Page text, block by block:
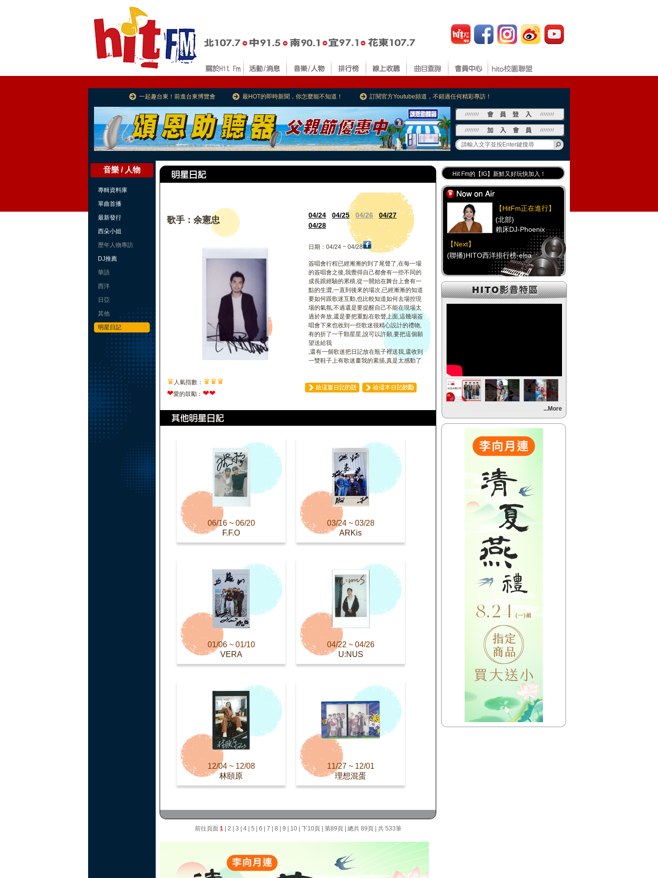
一起趣台東！前進台東博覽會 最HOT的即時新聞，你怎麼能不知道！ 訂閱官方Youtube頻道，不錯過任何精彩專訪！
音樂 / 人物
專輯資料庫
單曲首播
最新發行
西朵小姐
歷年人物專訪
DJ推薦
華語
西洋
日亞
其他
明星日記
歌手：余憲忠 04/24 04/25 04/26
04/27
04/28
日期：04/24 ~ 04/28
簽唱會行程已經漸漸的到了尾聲了,在每一場
的簽唱會之後,我覺得自己都會有一些不同的
成長跟經驗的累積,從一開始在舞台上會有一
點的生澀,一直到後來的場次,已經漸漸的知道
要如何跟歌迷互動,也比較知道如何去場控現
場的氣氛,不過還是要提醒自己不能在現場太
過於奔放,還是要把重點在歌聲上面,這幾場簽
唱會下來也收到一些歌迷很精心設計的禮物,
有的折了一千顆星星,說可以許願,要把這個願
望送給我
,還有一個歌迷把日記放在瓶子裡送我,還收到
一雙鞋子上有歌迷畫我的素描,真是太感動了
♛ 人氣指數： ♛♛♛
❤愛的鼓勵： ❤❤
06/16 ~ 06/20
F.F.O
03/24 ~ 03/28
ARKis
01/06 ~ 01/10
VERA
04/22 ~ 04/26
U:NUS
12/04 ~ 12/08
林頤原
11/27 ~ 12/01
理想混蛋
前往頁面 1| 2 3 4| 5 6 7 8 9 10| 下10頁| 第89頁| 總共 89頁 | 共 533筆
Hit Fm的【IG】新鮮又好玩快加入！
Hit Fm【FB臉書粉絲團】等你加入！
最專業《DJ推薦》好音樂千萬別錯過！
好康報報 最新優惠訊息都在這！
【HitFm正在進行】
(北部)
賴床DJ-Phoenix
【Next】
(聯播)HITO西洋排行榜-elsa
【HitFm正在進行】
(中部)
(南部)
點播特區-小米
【Next】
【HitFm正在進行】
(宜蘭)
AIR
(聯播)HITO西洋排行榜-elsa
【HitFm正在進行】
東STOP！MUSIC ON
AIR
(聯播)HITO西洋排行榜-elsa
...More